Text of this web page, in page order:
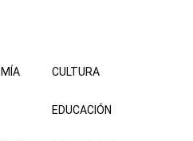
CULTURA
EDUCACIÓN